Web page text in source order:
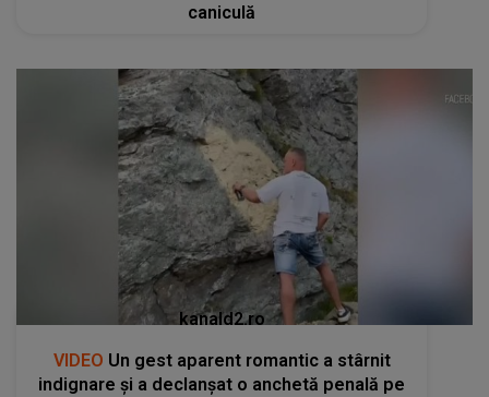
caniculă
kanald2.ro
VIDEO Un gest aparent romantic a stârnit
indignare și a declanșat o anchetă penală pe